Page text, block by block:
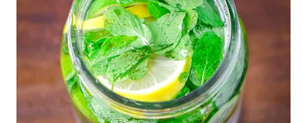
WN
PURWAKARTA
WN
PRIANGAN